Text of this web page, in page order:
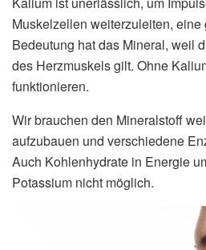
Muskelzellen weiterzuleiten,
Bedeutung hat das Mineral, weil
des Herzmuskels gilt. Ohne
funktionieren.
Wir brauchen den Mineralstoff
aufzubauen und verschiedene
Auch Kohlenhydrate in Energie
Potassium nicht möglich.